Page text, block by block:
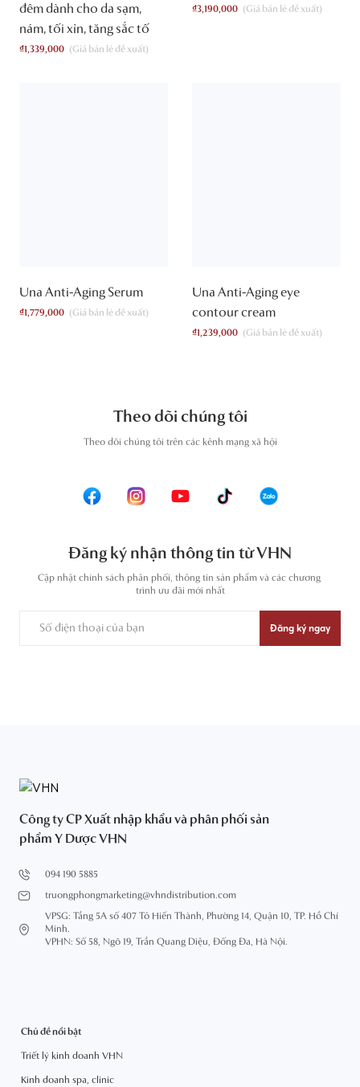
đêm dành cho da sạm,
nám, tối xỉn, tăng sắc tố
₫1,339,000
₫3,190,000
Una Anti-Aging Serum
₫1,779,000
Una Anti-Aging eye
contour cream
₫1,239,000
Theo dõi chúng tôi
Theo dõi chúng tôi trên các kênh mạng xã hội
Đăng ký nhận thông tin từ VHN
Cập nhật chính sách phân phối, thông tin sản phẩm và các chương
trình ưu đãi mới nhất
Đăng ký ngay
Công ty CP Xuất nhập khẩu và phân phối sản
phẩm Y Dược VHN
094 190 5885
truongphongmarketing@vhndistribution.com
VPSG: Tầng 5A số 407 Tô Hiến Thành, Phường 14, Quận 10, TP. Hồ Chí
Minh.
VPHN: Số 58, Ngõ 19, Trần Quang Diệu, Đống Đa, Hà Nội.
Chủ đề nổi bật
Triết lý kinh doanh VHN
Kinh doanh spa, clinic